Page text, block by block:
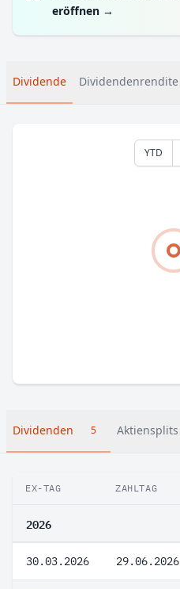
eröffnen →
Dividende Dividendenrendite
YTD
Dividenden 5 Aktiensplits
EX-TAG ZAHLTAG
2026
30.03.2026 29.06.2026